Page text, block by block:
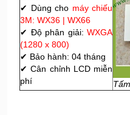
✔ Dùng cho máy chiếu
3M: WX36 | WX66
✔ Độ phân giải: WXGA
(1280 x 800)
✔ Bảo hành: 04 tháng
✔ Cân chỉnh LCD miễn
phí